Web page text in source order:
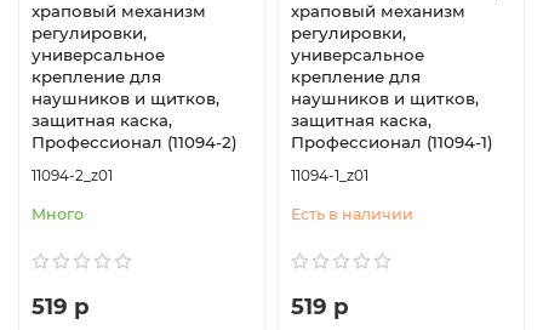
храповый механизм
регулировки,
универсальное
крепление для
наушников и щитков,
защитная каска,
Профессионал (11094-2)
11094-2_z01
Много
519 р
храповый механизм
регулировки,
универсальное
крепление для
наушников и щитков,
защитная каска,
Профессионал (11094-1)
11094-1_z01
Есть в наличии
519 р